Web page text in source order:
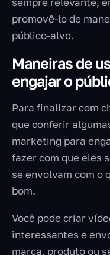
promovê-lo de
público-alvo.
Maneiras de
engajar o
Para finalizar com
que conferir
marketing para
fazer com que eles
se envolvam com o
bom.
Você pode criar
interessantes e
marca, produto ou